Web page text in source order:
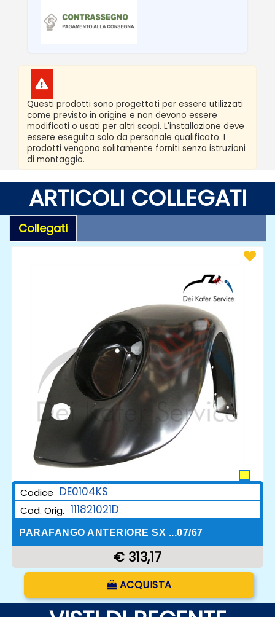
Questi prodotti sono progettati per essere utilizzati
come previsto in origine e non devono essere
modificati o usati per altri scopi. L'installazione deve
essere eseguita solo da personale qualificato. I
prodotti vengono solitamente forniti senza istruzioni
di montaggio.
ARTICOLI COLLEGATI
Collegati
Codice DE0104KS
Cod. Orig. 111821021D
PARAFANGO ANTERIORE SX ...07/67
€ 313,17
Quantità
ACQUISTA